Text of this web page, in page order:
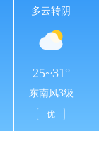
多云转阴
25~31°
东南风3级
优